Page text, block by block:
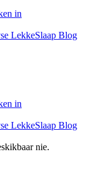
in
LekkeSlaap Blog
in
LekkeSlaap Blog
nie.